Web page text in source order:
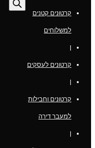
קרטונים קטנים
למשלוחים
קרטונים לעסקים
קרטונים וחבילות
למעבר דירה